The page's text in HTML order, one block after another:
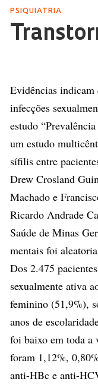
PSIQUIATRIA
Evidências indicam
infecções
estudo
um estudo
sífilis entre
Drew Crosland
Machado e
Ricardo Andrade
Saúde de Minas
mentais foi
Dos 2.475
sexualmente ativa
feminino (51,9%),
anos de
foi baixo em toda a
foram 1,12%,
anti-HBc e anti-